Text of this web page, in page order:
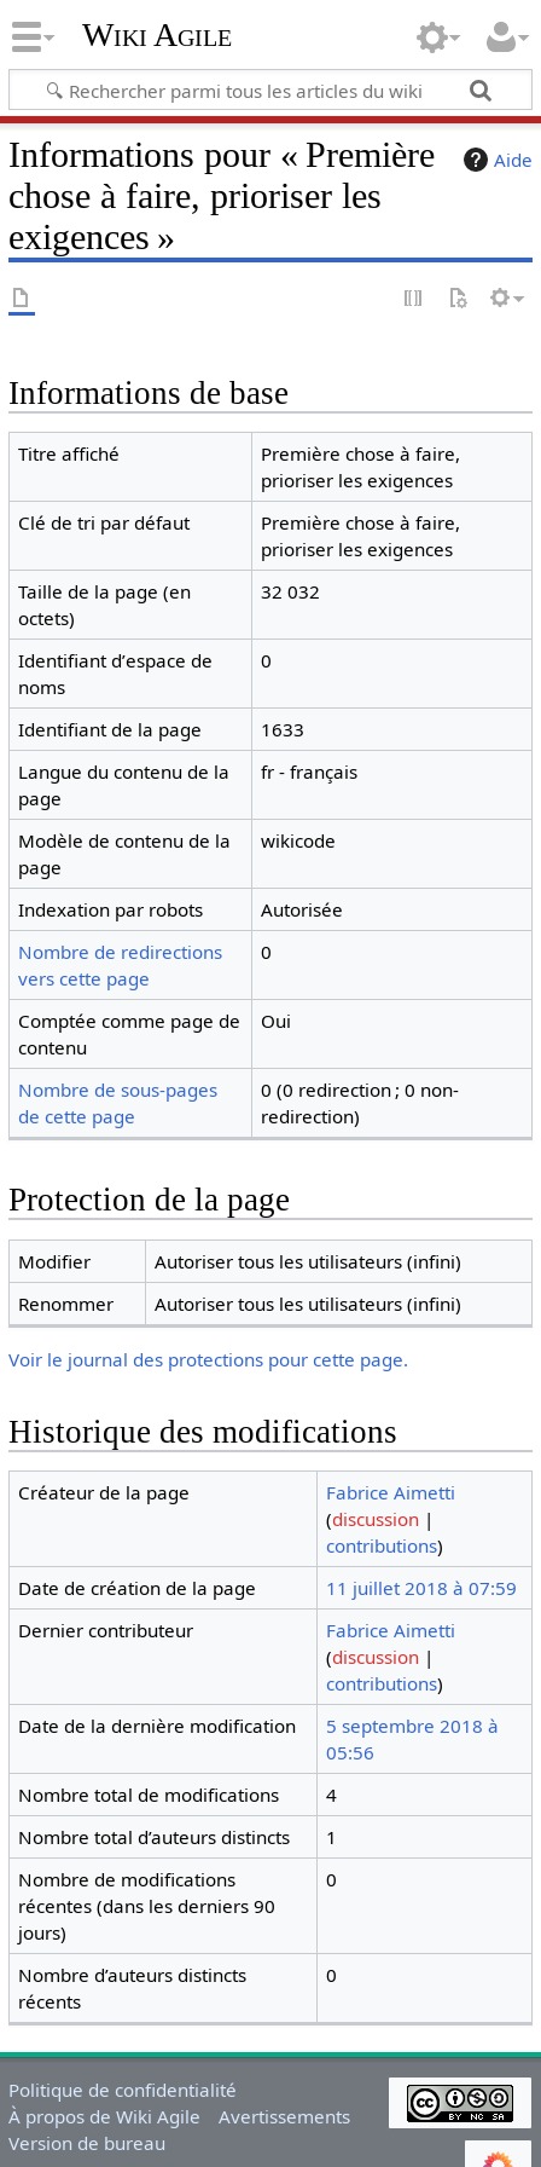
Wiki Agile
Aide
Informations pour « Première
chose à faire, prioriser les
exigences »
Informations de base
Titre affiché
Première chose à faire,
prioriser les exigences
Clé de tri par défaut
Première chose à faire,
prioriser les exigences
Taille de la page (en
octets)
32 032
Identifiant dʼespace de
noms
0
Identifiant de la page
1633
Langue du contenu de la
page
fr - français
Modèle de contenu de la
page
wikicode
Indexation par robots
Autorisée
Nombre de redirections
vers cette page
0
Comptée comme page de
contenu
Oui
Nombre de sous-pages
de cette page
0 (0 redirection ; 0 non-
redirection)
Protection de la page
Modifier
Autoriser tous les utilisateurs (infini)
Renommer
Autoriser tous les utilisateurs (infini)
Voir le journal des protections pour cette page.
Historique des modifications
Créateur de la page
Fabrice Aimetti
(discussion |
contributions)
Date de création de la page
11 juillet 2018 à 07:59
Dernier contributeur
Fabrice Aimetti
(discussion |
contributions)
Date de la dernière modification
5 septembre 2018 à
05:56
Nombre total de modifications
4
Nombre total d’auteurs distincts
1
Nombre de modifications
récentes (dans les derniers 90
jours)
0
Nombre d’auteurs distincts
récents
0
Politique de confidentialité
À propos de Wiki Agile
Avertissements
Version de bureau